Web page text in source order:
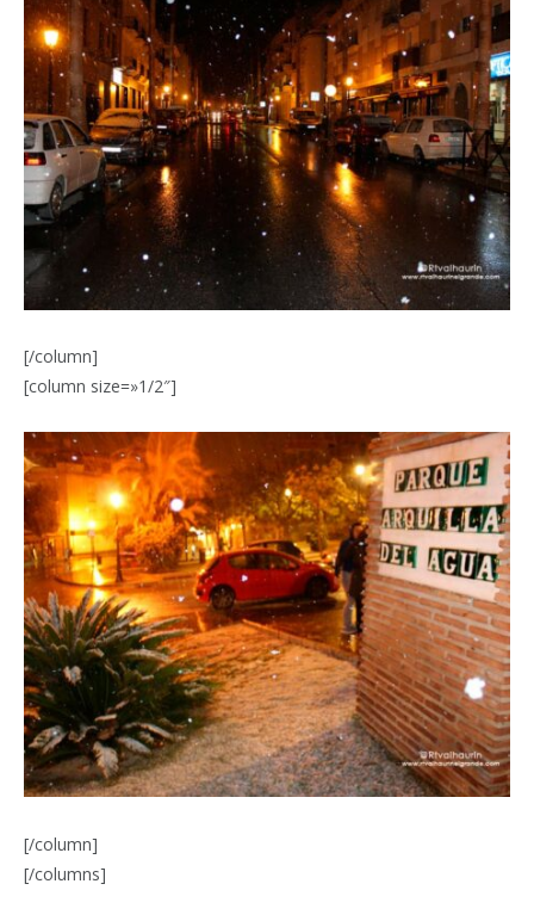
[/column]
[column size=»1/2″]
[/column]
[/columns]